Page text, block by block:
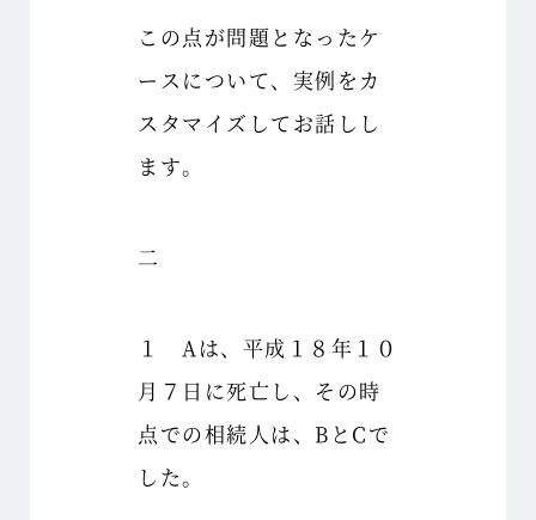
この点が問題となったケ
ースについて、実例をカ
スタマイズしてお話しし
ます。
二
１ Aは、平成１８年１０
月７日に死亡し、その時
点での相続人は、BとCで
した。